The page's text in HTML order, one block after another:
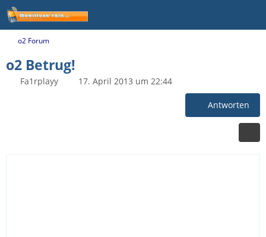
o2 Forum
o2 Betrug!
Fa1rplayy 17. April 2013 um 22:44
Antworten